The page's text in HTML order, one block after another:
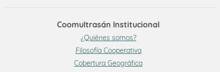
Coomultrasán Institucional
¿Quiénes somos?
Filosofía Cooperativa
Cobertura Geográfica